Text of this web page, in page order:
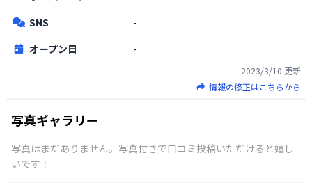
SNS
-
オープン日
-
2023/3/10 更新
情報の修正はこちらから
写真ギャラリー
写真はまだありません。写真付きで口コミ投稿いただけると嬉し
いです！